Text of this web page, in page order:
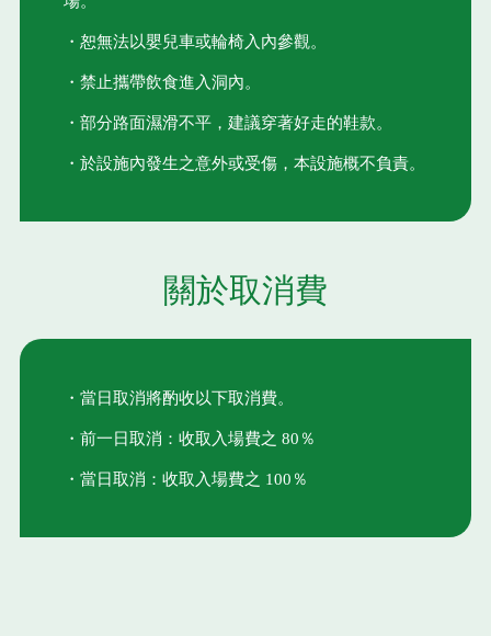
・恕無法以嬰兒車或輪椅入內參觀。
・禁止攜帶飲食進入洞內。
・部分路面濕滑不平，建議穿著好走的鞋款。
・於設施內發生之意外或受傷，本設施概不負責。
關於取消費
・當日取消將酌收以下取消費。
・前一日取消：收取入場費之 80％
・當日取消：收取入場費之 100％